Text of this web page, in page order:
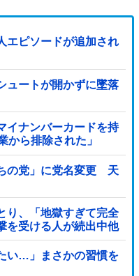
エピソードが追加され
ュートが開かずに墜落
イナンバーカードを持
から排除された」
の党」に党名変更 天
り、「地獄すぎて完全
受ける人が続出中他
い…」まさかの習慣を